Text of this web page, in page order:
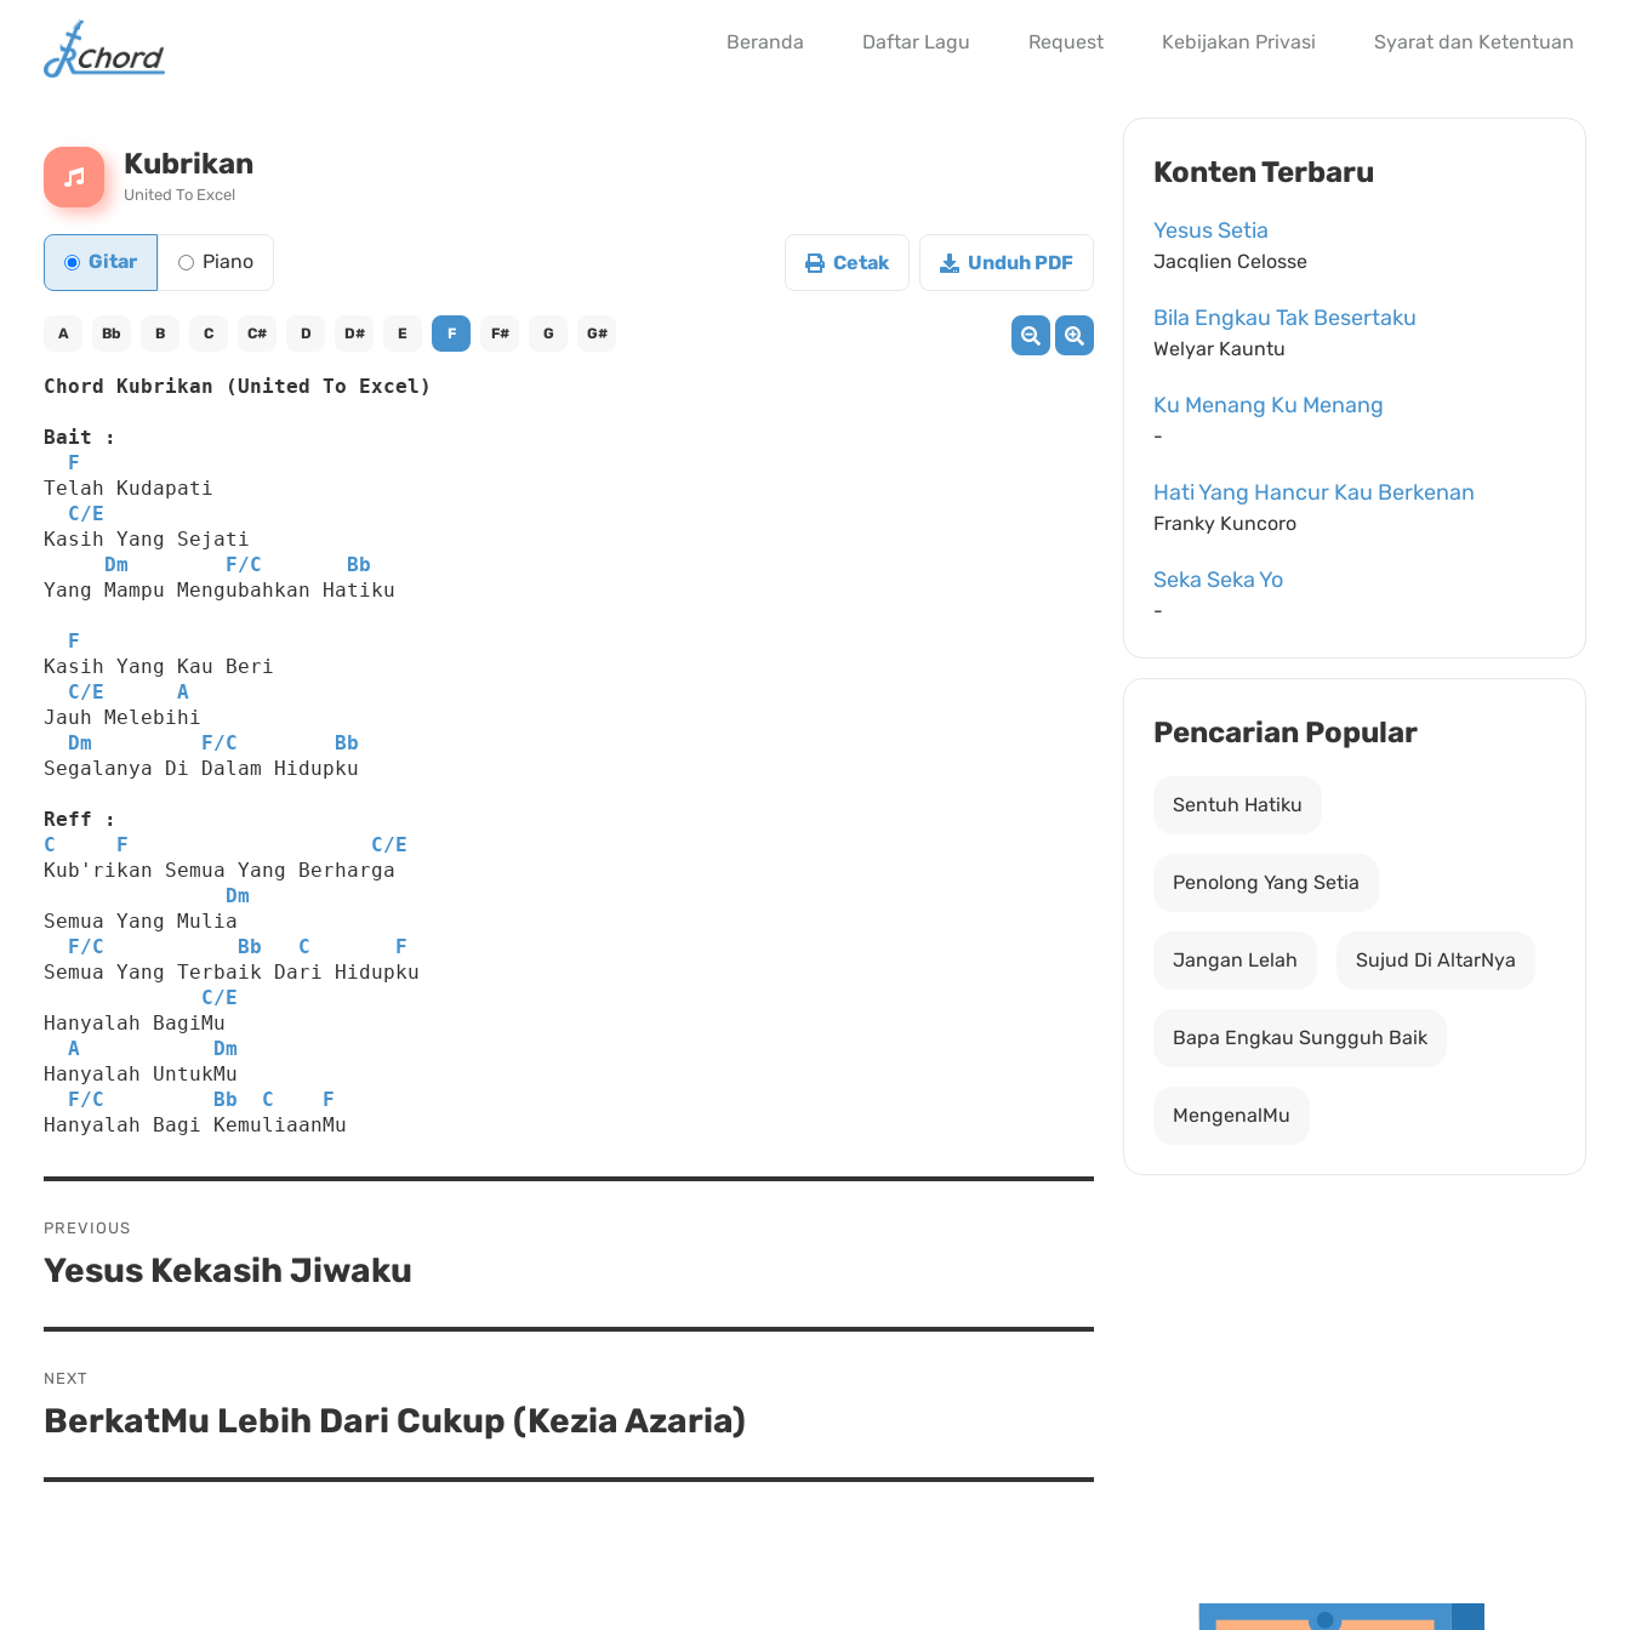
Beranda Daftar Lagu Request Kebijakan Privasi Syarat dan Ketentuan
Kubrikan
United To Excel
Gitar Piano Cetak Unduh PDF
A Bb B C C# D D# E F F# G G#
Chord Kubrikan (United To Excel)
Bait :
F
Telah Kudapati
C/ E
Kasih Yang Sejati
Dm
F/C
Bb
Yang Mampu Mengubahkan Hatiku
F
Kasih Yang Kau Beri
C/ E
A
Jauh Melebihi
Dm
F/C
Bb
Segalanya Di Dalam Hidupku
Reff :
C
F C/ E
Kub'rikan Semua Yang Berharga
Dm
Semua Yang Mulia
F/C Bb C
F
Semua Yang Terbaik Dari Hidupku
C/ E
Hanyalah BagiMu
A
Dm
Hanyalah UntukMu
F/C Bb C
F
Hanyalah Bagi KemuliaanMu
navigation
PREVIOUS
Previous
Yesus Kekasih Jiwaku
NEXT
Next
BerkatMu Lebih Dari Cukup (Kezia Azaria)
Konten Terbaru
Yesus Setia
Jacqlien Celosse
Bila Engkau Tak Besertaku
Welyar Kauntu
Ku Menang Ku Menang
-
Hati Yang Hancur Kau Berkenan
Franky Kuncoro
Seka Seka Yo
-
Pencarian Popular
Sentuh Hatiku
Penolong Yang Setia
Jangan Lelah Sujud Di AltarNya
Bapa Engkau Sungguh Baik
MengenalMu